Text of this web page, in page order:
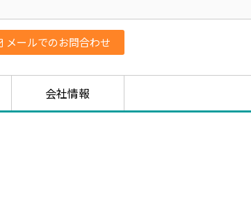
メールでのお問合わせ
会社情報